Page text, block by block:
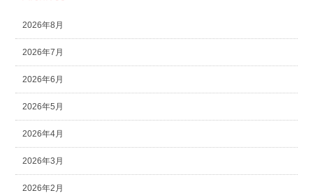
2026年8月
2026年7月
2026年6月
2026年5月
2026年4月
2026年3月
2026年2月